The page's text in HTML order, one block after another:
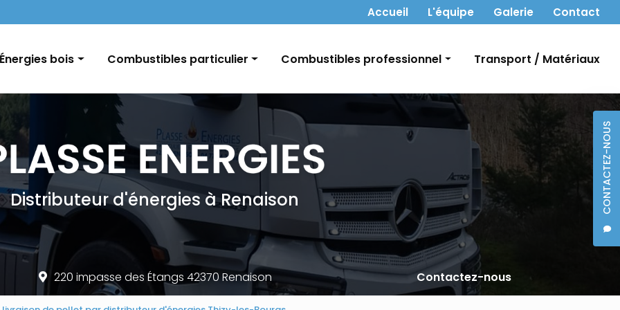
CONTACTEZ-NOUS
Navigation secondaireAccueil L'équipe Galerie Contact
Énergies bois
Pellets / Granulés de bois
Granulés vrac / palette
Bûches
Conseils et informations
Combustibles particulier
Fioul domestique
Charbon
Combustibles professionnel
Charbon
Transport / Matériaux
Distributeur d'énergies à Renaison
220 impasse des Étangs 42370 Renaison Contactez-nous